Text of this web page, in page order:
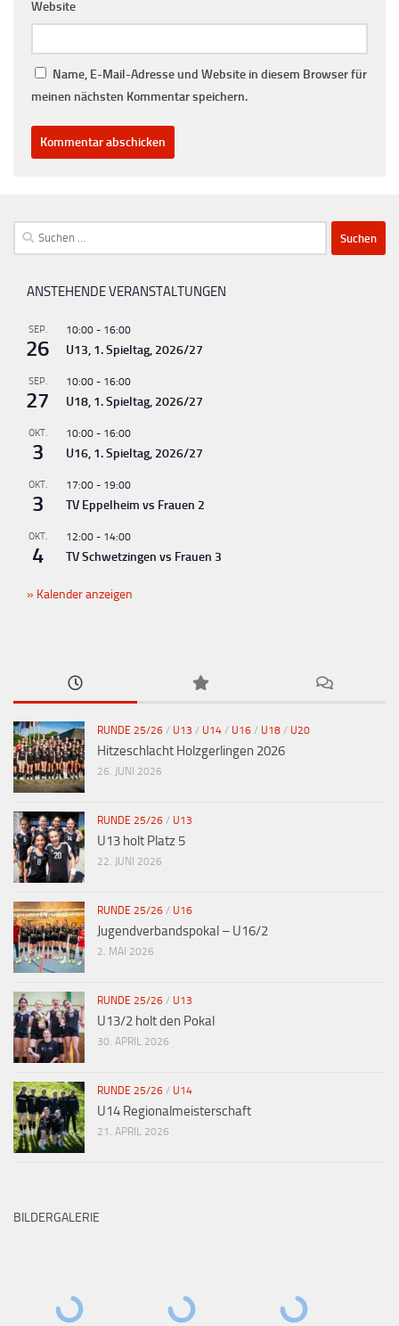
Website
Name, E-Mail-Adresse und Website in diesem Browser für
meinen nächsten Kommentar speichern.
Suchen
nach:
ANSTEHENDE VERANSTALTUNGEN
SEP.
26
10:00 - 16:00
U13, 1. Spieltag, 2026/27
SEP.
27
10:00 - 16:00
U18, 1. Spieltag, 2026/27
OKT.
3
10:00 - 16:00
U16, 1. Spieltag, 2026/27
OKT.
3
17:00 - 19:00
TV Eppelheim vs Frauen 2
OKT.
4
12:00 - 14:00
TV Schwetzingen vs Frauen 3
Kalender anzeigen
RUNDE 25/26 / U13 / U14 / U16 / U18 / U20
Hitzeschlacht Holzgerlingen 2026
26. JUNI 2026
RUNDE 25/26 / U13
U13 holt Platz 5
22. JUNI 2026
RUNDE 25/26 / U16
Jugendverbandspokal – U16/2
2. MAI 2026
RUNDE 25/26 / U13
U13/2 holt den Pokal
30. APRIL 2026
RUNDE 25/26 / U14
U14 Regionalmeisterschaft
21. APRIL 2026
BILDERGALERIE